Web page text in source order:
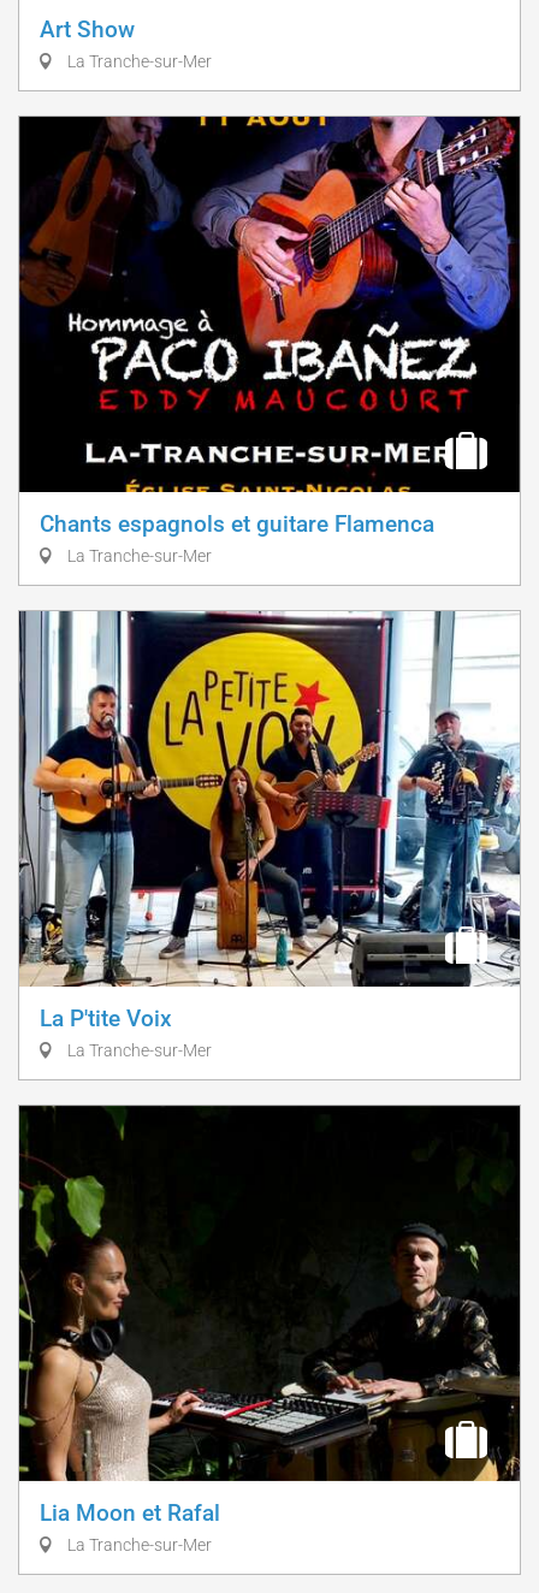
Art Show
La Tranche-sur-Mer
Chants espagnols et guitare Flamenca
La Tranche-sur-Mer
La P'tite Voix
La Tranche-sur-Mer
Lia Moon et Rafal
La Tranche-sur-Mer